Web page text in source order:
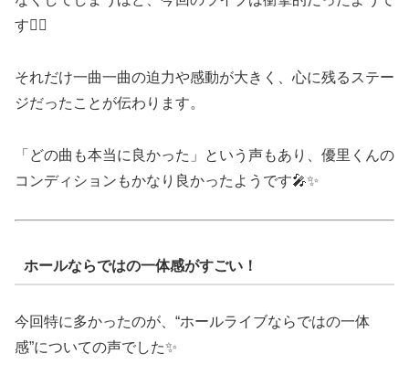
す❤️‍🔥
それだけ一曲一曲の迫力や感動が大きく、心に残るステー
ジだったことが伝わります。
「どの曲も本当に良かった」という声もあり、優里くんの
コンディションもかなり良かったようです🎤✨
ホールならではの一体感がすごい！
今回特に多かったのが、“ホールライブならではの一体
感”についての声でした✨